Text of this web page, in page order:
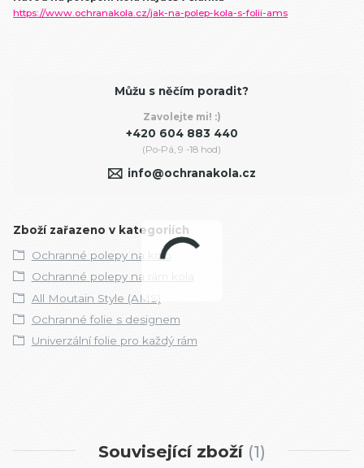
https://www.ochranakola.cz/jak-na-polep-kola-s-folii-ams
Můžu s něčím poradit?
Zavolejte mi! :)
+420 604 883 440
(Po-Pá, 9 -18 hod)
info@ochranakola.cz
Zboží zařazeno v kategoriích
Ochranné polepy na kolo
Ochranné polepy na rám kola
All Moutain Style (AMS)
Ochranné folie s designem
Univerzální folie pro každý rám
Související zboží 1